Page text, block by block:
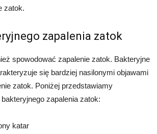
zatok.
zapalenia zatok
spowodować zapalenie zatok. Bakteryjne
się bardziej nasilonymi objawami
zatok. Poniżej przedstawiamy
zapalenia zatok:
katar